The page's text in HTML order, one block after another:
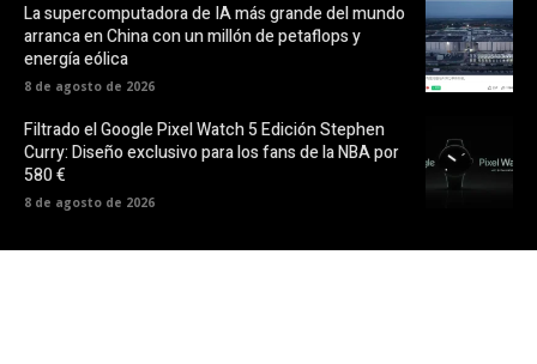
La supercomputadora de IA más grande del mundo
arranca en China con un millón de petaflops y
energía eólica
8 de agosto de 2026
Filtrado el Google Pixel Watch 5 Edición Stephen
Curry: Diseño exclusivo para los fans de la NBA por
580 €
8 de agosto de 2026